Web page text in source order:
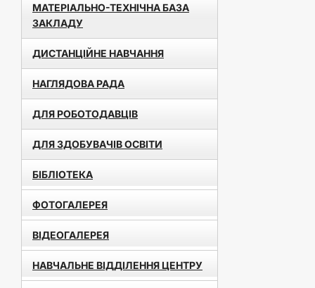
МАТЕРІАЛЬНО-ТЕХНІЧНА БАЗА
ЗАКЛАДУ
ДИСТАНЦІЙНЕ НАВЧАННЯ
НАГЛЯДОВА РАДА
ДЛЯ РОБОТОДАВЦІВ
ДЛЯ ЗДОБУВАЧІВ ОСВІТИ
БІБЛІОТЕКА
ФОТОГАЛЕРЕЯ
ВІДЕОГАЛЕРЕЯ
НАВЧАЛЬНЕ ВІДДІЛЕННЯ ЦЕНТРУ